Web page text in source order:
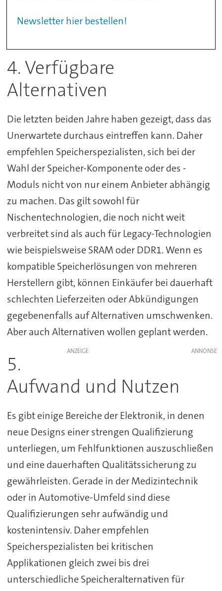
Newsletter hier bestellen!
4. Verfügbare
Alternativen
Die letzten beiden Jahre haben gezeigt, dass das
Unerwartete durchaus eintreffen kann. Daher
empfehlen Speicherspezialisten, sich bei der
Wahl der Speicher-Komponente oder des -
Moduls nicht von nur einem Anbieter abhängig
zu machen. Das gilt sowohl für
Nischentechnologien, die noch nicht weit
verbreitet sind als auch für Legacy-Technologien
wie beispielsweise SRAM oder DDR1. Wenn es
kompatible Speicherlösungen von mehreren
Herstellern gibt, können Einkäufer bei dauerhaft
schlechten Lieferzeiten oder Abkündigungen
gegebenenfalls auf Alternativen umschwenken.
Aber auch Alternativen wollen geplant werden.
ANZEIGE
5.
Aufwand und Nutzen
Es gibt einige Bereiche der Elektronik, in denen
neue Designs einer strengen Qualifizierung
unterliegen, um Fehlfunktionen auszuschließen
und eine dauerhaften Qualitätssicherung zu
gewährleisten. Gerade in der Medizintechnik
oder in Automotive-Umfeld sind diese
Qualifizierungen sehr aufwändig und
kostenintensiv. Daher empfehlen
Speicherspezialisten bei kritischen
Applikationen gleich zwei bis drei
unterschiedliche Speicheralternativen für